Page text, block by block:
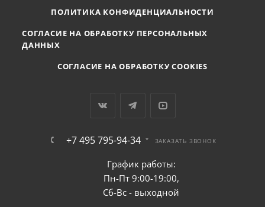
ПОЛИТИКА КОНФИДЕНЦИАЛЬНОСТИ
СОГЛАСИЕ НА ОБРАБОТКУ ПЕРСОНАЛЬНЫХ
ДАННЫХ
СОГЛАСИЕ НА ОБРАБОТКУ COOKIES
+7 495 795-94-34 ЗАКАЗАТЬ ЗВОНОК
График работы:
Пн-Пт 9:00-19:00,
Сб-Вс - выходной